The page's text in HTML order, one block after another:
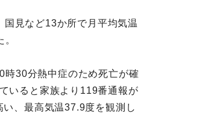
見など13か所で月平均気温
時30分熱中症のため死亡が確
いると家族より119番通報が
、最高気温37.9度を観測し